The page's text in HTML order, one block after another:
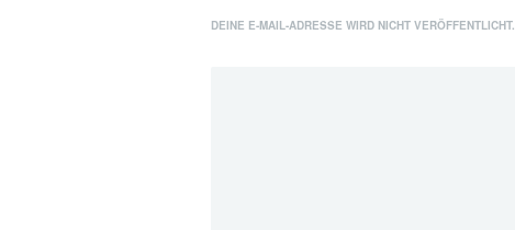
DEINE E-MAIL-ADRESSE WIRD NICHT VERÖFFENTLICHT.